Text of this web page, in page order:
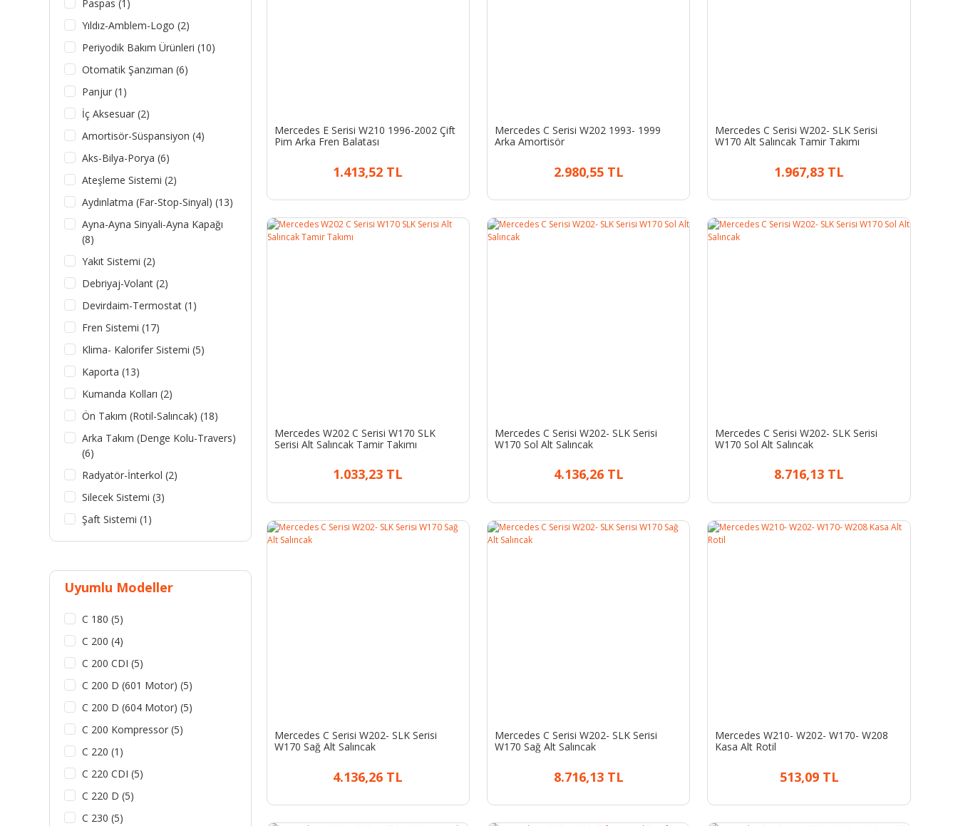
Paspas (1)
Yıldız-Amblem-Logo (2)
Periyodik Bakım Ürünleri (10)
Otomatik Şanzıman (6)
Panjur (1)
İç Aksesuar (2)
Amortisör-Süspansiyon (4)
Aks-Bilya-Porya (6)
Ateşleme Sistemi (2)
Aydınlatma (Far-Stop-Sinyal) (13)
Ayna-Ayna Sinyali-Ayna Kapağı
(8)
Yakıt Sistemi (2)
Debriyaj-Volant (2)
Devirdaim-Termostat (1)
Fren Sistemi (17)
Klima- Kalorifer Sistemi (5)
Kaporta (13)
Kumanda Kolları (2)
Ön Takım (Rotil-Salıncak) (18)
Arka Takım (Denge Kolu-Travers)
(6)
Radyatör-İnterkol (2)
Silecek Sistemi (3)
Şaft Sistemi (1)
Uyumlu Modeller
C 180 (5)
C 200 (4)
C 200 CDI (5)
C 200 D (601 Motor) (5)
C 200 D (604 Motor) (5)
C 200 Kompressor (5)
C 220 (1)
C 220 CDI (5)
C 220 D (5)
C 230 (5)
Mercedes E Serisi W210 1996-2002 Çift
Pim Arka Fren Balatası
1.413,52 TL
Mercedes C Serisi W202 1993- 1999
Arka Amortisör
2.980,55 TL
Mercedes C Serisi W202- SLK Serisi
W170 Alt Salıncak Tamir Takımı
1.967,83 TL
Mercedes W202 C Serisi W170 SLK
Serisi Alt Salıncak Tamir Takımı
1.033,23 TL
Mercedes C Serisi W202- SLK Serisi
W170 Sol Alt Salıncak
4.136,26 TL
Mercedes C Serisi W202- SLK Serisi
W170 Sol Alt Salıncak
8.716,13 TL
Mercedes C Serisi W202- SLK Serisi
W170 Sağ Alt Salıncak
4.136,26 TL
Mercedes C Serisi W202- SLK Serisi
W170 Sağ Alt Salıncak
8.716,13 TL
Mercedes W210- W202- W170- W208
Kasa Alt Rotil
513,09 TL